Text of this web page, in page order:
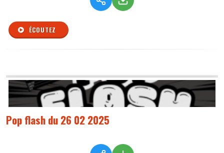
ÉCOUTEZ
Pop flash du 26 02 2025